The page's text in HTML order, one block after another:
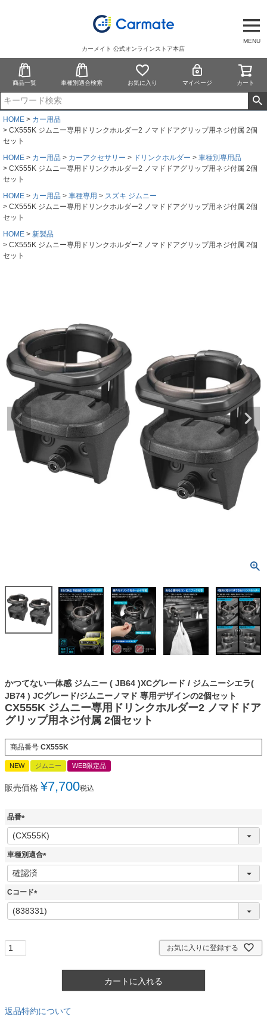
MENU
カーメイト 公式オンラインストア本店
商品一覧 車種別適合検索 お気に入り マイページ カート
HOME
カー用品
CX555K ジムニー専用ドリンクホルダー2 ノマドドアグリップ用ネジ付属 2個
セット
HOME
カー用品 カーアクセサリー ドリンクホルダー
車種別専用品
CX555K ジムニー専用ドリンクホルダー2 ノマドドアグリップ用ネジ付属 2個
セット
HOME
カー用品 車種専用
スズキ ジムニー
CX555K ジムニー専用ドリンクホルダー2 ノマドドアグリップ用ネジ付属 2個
セット
HOME
新製品
CX555K ジムニー専用ドリンクホルダー2 ノマドドアグリップ用ネジ付属 2個
セット
かつてない一体感 ジムニー ( JB64 )XCグレード / ジムニーシエラ(
JB74 ) JCグレード/ジムニーノマド 専用デザインの2個セット
CX555K ジムニー専用ドリンクホルダー2 ノマドドア
グリップ用ネジ付属 2個セット
商品番号 CX555K
NEW ジムニー WEB限定品
販売価格 ¥7,700税込
品番
(
必
須
車種別適合
(
Cコード
(
必
お気に入りに登録する
カートに入れる
返品特約について